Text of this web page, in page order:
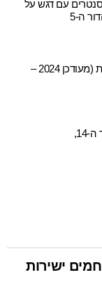
עם דגש על
איך לכתוב חיבור בעד ונגד באנגלית לבגרות באנגלית (מעודכן 2024 –
אינטל משיקה את k14900, המעבד השולחני מהדור ה-14,
ישירות